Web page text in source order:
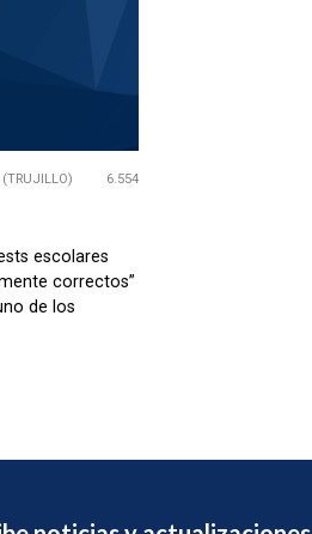
(TRUJILLO) 6.554
escolares
correctos”
de los